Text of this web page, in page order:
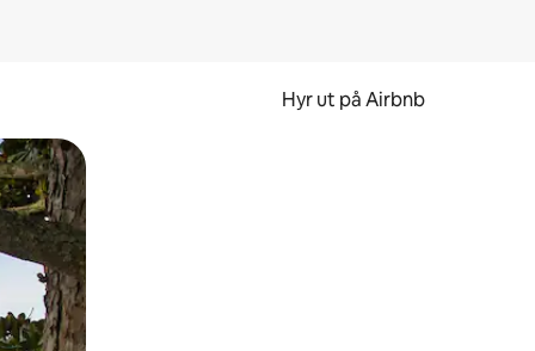
Hyr ut på Airbnb